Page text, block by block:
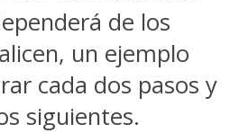
de los
un ejemplo
cada dos pasos y
siguientes.